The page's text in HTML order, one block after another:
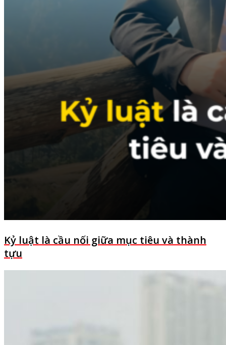
Kỷ luật là cầu nối giữa mục tiêu và thành
tựu